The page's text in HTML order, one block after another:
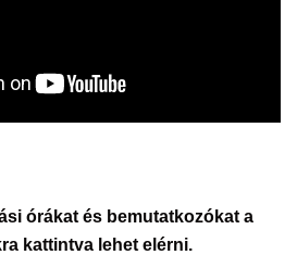
órákat és bemutatkozókat a
kattintva lehet elérni.